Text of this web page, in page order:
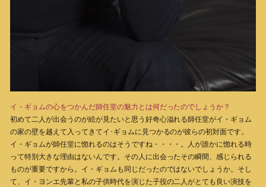
イ・ギョムの心をつかんだ師任堂の魅力とは何だったのでしょうか？
初めて二人が出会うのが絵が見たいと思う好奇心溢れる師任堂がイ・ギョム
の家の壁を越えて入ってきてイ･ギョムに見つかるのが彼らの初対面です。
イ・ギョムが師任堂に惚れるのはそうですね・・・・。人が誰かに惚れる時
って特別大きな理由はないんです。その人に出会ったその瞬間、感じられる
ものが重要ですから。イ・ギョムも同じだったのではないでしょうか。そし
て、イ・ヨンエ先輩と私の子供時代を演じた子役の二人がとても良い演技を